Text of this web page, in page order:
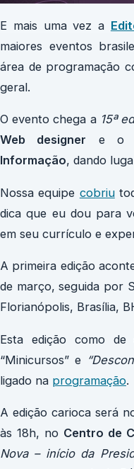
E mais uma vez a
maiores eventos
área de programação
geral.
O evento chega a15ª
Web designer e o
Informação, dando
Nossa equipe cobriu
dica que eu dou para
em seu currículo e
A primeira edição
de março, seguida por
Florianópolis, Brasília,
Esta edição como de
“Minicursos” e
ligado na programação.
A edição carioca será
às 18h, no Centro de
Nova – início da